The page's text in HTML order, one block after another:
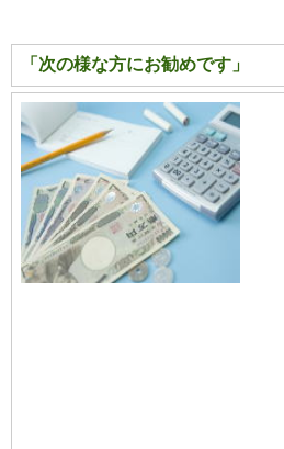
「次の様な方にお勧めです」